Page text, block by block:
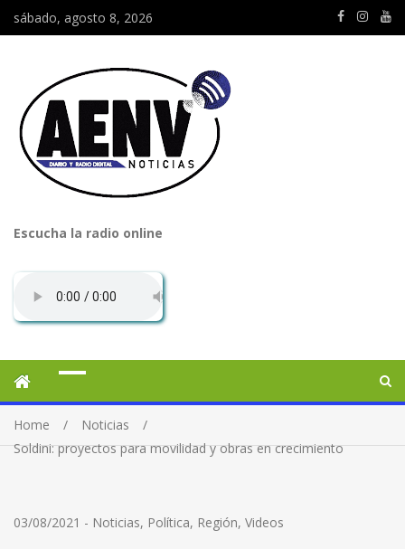
sábado, agosto 8, 2026
Escucha la radio online
Home
Noticias
Soldini: proyectos para movilidad y obras en crecimiento
03/08/2021 - Noticias, Política, Región, Videos